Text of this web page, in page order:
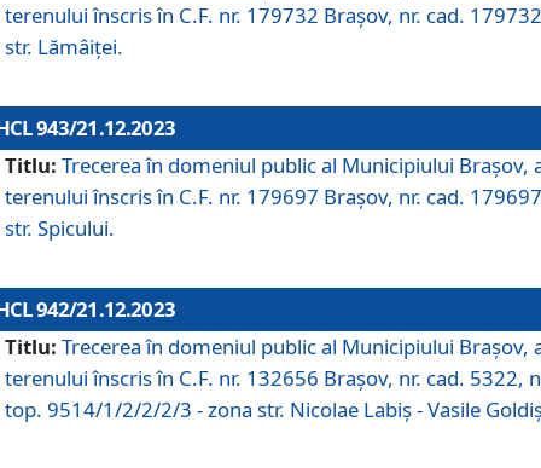
terenului înscris în C.F. nr. 179732 Brașov, nr. cad.
str. Lămâiței.
943/21.12.2023
Titlu: Trecerea în domeniul public al Municipiului Braşov,
terenului înscris în C.F. nr. 179697 Brașov, nr. cad.
str. Spicului.
942/21.12.2023
Titlu: Trecerea în domeniul public al Municipiului Braşov,
terenului înscris în C.F. nr. 132656 Brașov, nr. cad. 5322,
top. 9514/1/2/2/2/3 - zona str. Nicolae Labiș - Vasile